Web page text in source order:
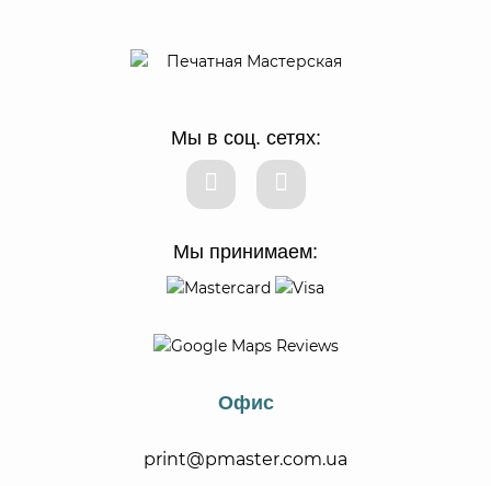
Мы в соц. сетях:
Мы принимаем:
Офис
print@pmaster.com.ua